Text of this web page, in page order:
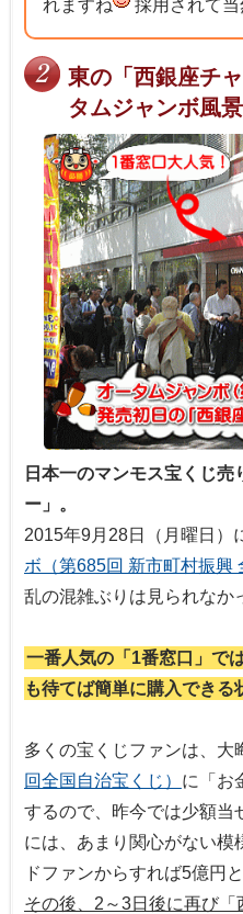
れますね
採用されて当
東の「西銀座チ
タムジャンボ風景
日本一のマンモス宝くじ
ー」。
2015年9月28日（月曜日）
ボ（第685回 新市町村振興
乱の混雑ぶりは見られなか
一番人気の「1番窓口」で
も待てば簡単に購入できる
多くの宝くじファンは、大
回全国自治宝くじ） に「お
するので、昨今では少額当
には、あまり関心がない模
ドファンからすれば5億円
その後、2～3日後に再び